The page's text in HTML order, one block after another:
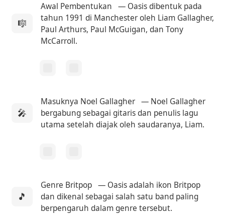
🎼
Awal Pembentukan
— Oasis dibentuk pada
tahun 1991 di Manchester oleh Liam Gallagher,
Paul Arthurs, Paul McGuigan, dan Tony
McCarroll.
🎤
Masuknya Noel Gallagher — Noel Gallagher
bergabung sebagai gitaris dan penulis lagu
utama setelah diajak oleh saudaranya, Liam.
🎵
Genre Britpop — Oasis adalah ikon Britpop
dan dikenal sebagai salah satu band paling
berpengaruh dalam genre tersebut.